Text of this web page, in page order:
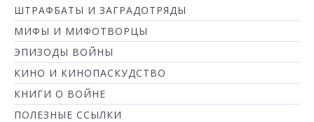
ШТРАФБАТЫ И ЗАГРАДОТРЯДЫ
МИФЫ И МИФОТВОРЦЫ
ЭПИЗОДЫ ВОЙНЫ
КИНО И КИНОПАСКУДСТВО
КНИГИ О ВОЙНЕ
ПОЛЕЗНЫЕ ССЫЛКИ